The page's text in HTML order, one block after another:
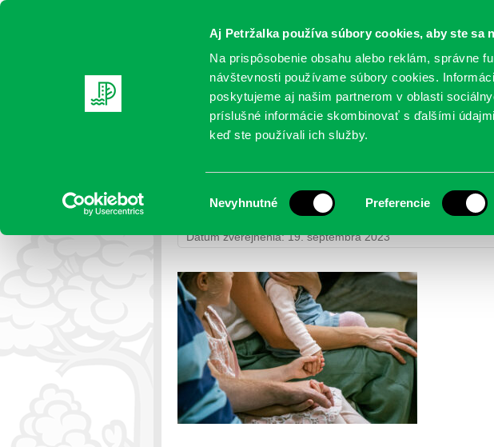
Aj Petržalka používa súbory cookies, aby ste sa
Na prispôsobenie obsahu alebo reklám, správne
návštevnosti používame súbory cookies.
poskytujeme aj našim partnerom v oblasti
príslušné informácie skombinovať s ďalšími
keď ste používali ich služby.
súhlasu
Nevyhnutné Preferencie
Oficiálne stránky
AKTUALITY SAMOSPRÁVA ORGANIZÁCIE OBLASTI
DA5A7583
Petržalka>Fotogalérie >Uvítanie detí – 16.9.2023>
Dátum zverejnenia: 19. septembra 2023